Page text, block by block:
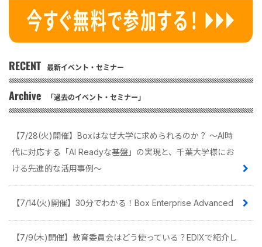
RECENT 最新イベント・セミナー
Archive 「過去のイベント・セミナー」
【7/28(火)開催】Boxはなぜ大学に求められるのか？ 〜AI時
代に対応する「AI Readyな基盤」の実現と、千葉大学様にお
ける先進的な活用事例〜
【7/14(火)開催】30分でわかる！Box Enterprise Advanced
【7/9(木)開催】教育委員会はどう使っている？EDIXで紹介し